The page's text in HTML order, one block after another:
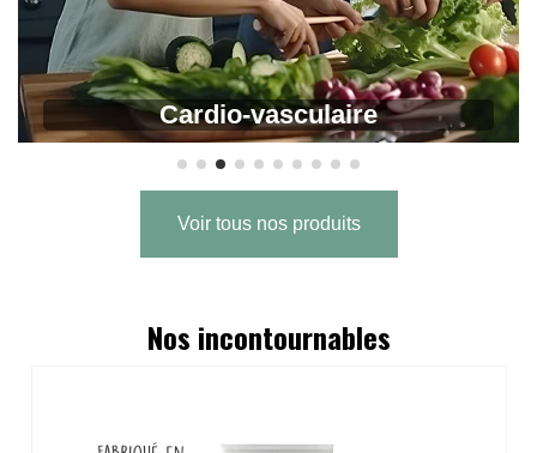
Cardio-vasculaire
Voir tous nos produits
Nos incontournables